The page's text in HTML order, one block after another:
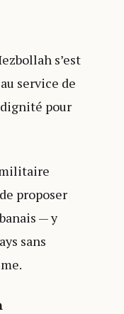
s’est
service de
dignité pour
proposer
— y
sans